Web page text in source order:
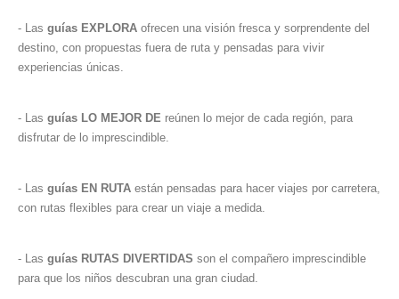
- Las guías EXPLORA ofrecen una visión fresca y sorprendente del
destino, con propuestas fuera de ruta y pensadas para vivir
experiencias únicas.
- Las guías LO MEJOR DE reúnen lo mejor de cada región, para
disfrutar de lo imprescindible.
- Las guías EN RUTA están pensadas para hacer viajes por carretera,
con rutas flexibles para crear un viaje a medida.
- Las guías RUTAS DIVERTIDAS son el compañero imprescindible
para que los niños descubran una gran ciudad.